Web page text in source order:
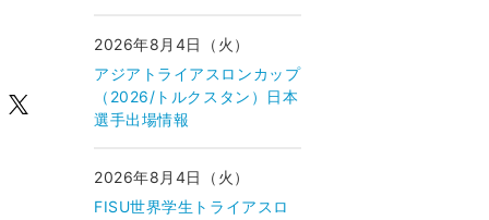
2026年8月4日（火）
アジアトライアスロンカップ
（2026/トルクスタン）日本
選手出場情報
2026年8月4日（火）
FISU世界学生トライアスロ